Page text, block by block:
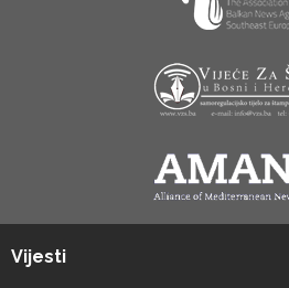
Vijesti